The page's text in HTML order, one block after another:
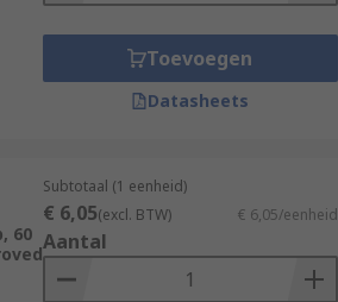
Toevoegen
Datasheets
60
Subtotaal (1 eenheid)
€ 6,05(excl. BTW) € 6,05/eenheid
Aantal